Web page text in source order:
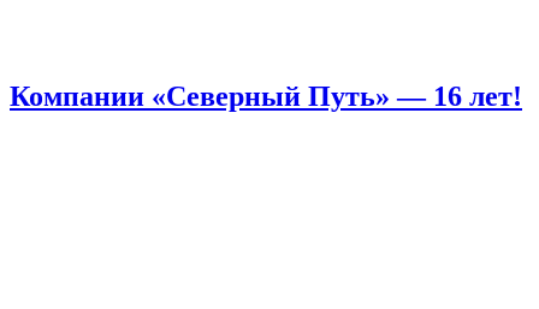
Компании «Северный Путь» — 16 лет!